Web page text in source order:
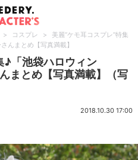
> コスプレ >
美麗“ケモ耳コスプレ”特集
んまとめ【写真満載】
♪「池袋ハロウィン
まとめ【写真満載】（写
2018.10.30 17:00